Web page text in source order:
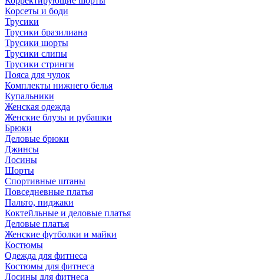
Корсеты и боди
Трусики
Трусики бразилиана
Трусики шорты
Трусики слипы
Трусики стринги
Пояса для чулок
Комплекты нижнего белья
Купальники
Женская одежда
Женские блузы и рубашки
Брюки
Деловые брюки
Джинсы
Лосины
Шорты
Спортивные штаны
Повседневные платья
Пальто, пиджаки
Коктейльные и деловые платья
Деловые платья
Женские футболки и майки
Костюмы
Одежда для фитнеса
Костюмы для фитнеса
Лосины для фитнеса